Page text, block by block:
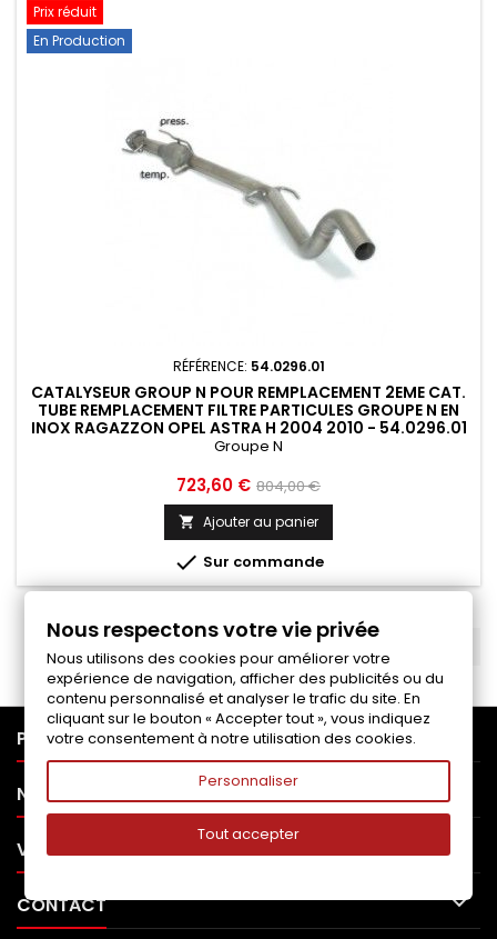
Prix réduit
En Production
RÉFÉRENCE: 54.0296.01
CATALYSEUR GROUP N POUR REMPLACEMENT 2EME CAT.
TUBE REMPLACEMENT FILTRE PARTICULES GROUPE N EN
INOX RAGAZZON OPEL ASTRA H 2004 2010 - 54.0296.01
Groupe N
Prix
723,60 € Prix
de
base
804,00 €
 Ajouter au panier
 Sur commande
PRODUITS
NOTRE SOCIÉTÉ
VOTRE COMPTE 
CONTACT 
Nous respectons votre vie privée
Nous utilisons des cookies pour améliorer votre
expérience de navigation, afficher des publicités ou du
contenu personnalisé et analyser le trafic du site. En
cliquant sur le bouton « Accepter tout », vous indiquez
votre consentement à notre utilisation des cookies.
Personnaliser
Tout accepter